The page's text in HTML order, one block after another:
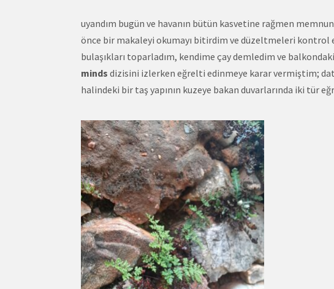
uyandım bugün ve havanın bütün kasvetine rağmen
önce bir makaleyi okumayı bitirdim ve düzeltmeleri
bulaşıkları toparladım, kendime çay demledim ve
minds dizisini izlerken eğrelti edinmeye karar vermiştim;
halindeki bir taş yapının kuzeye bakan duvarlarında iki tür